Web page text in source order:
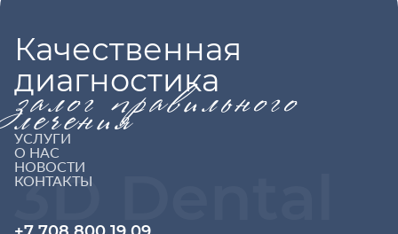
Качественная
диагностика
залог правильного
лечения
3D Dental
УСЛУГИ
О НАС
НОВОСТИ
КОНТАКТЫ